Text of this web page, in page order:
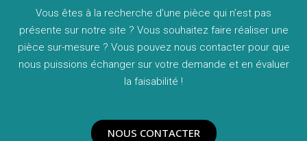
Vous êtes à la recherche d’une pièce qui n’est pas
présente sur notre site ? Vous souhaitez faire réaliser une
pièce sur-mesure ? Vous pouvez nous contacter pour que
nous puissions échanger sur votre demande et en évaluer
la faisabilité !
NOUS CONTACTER